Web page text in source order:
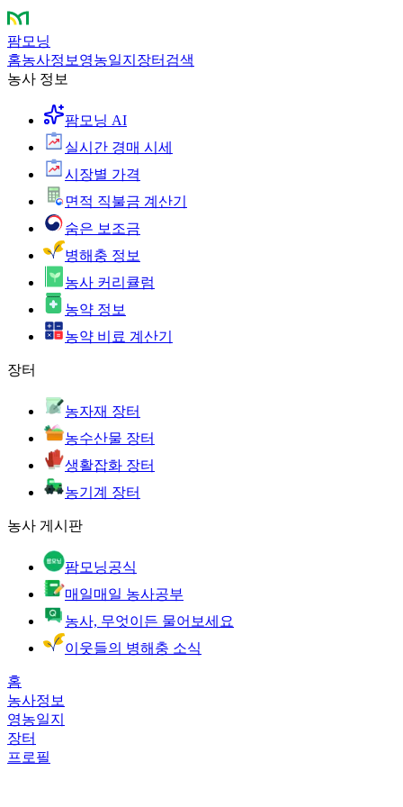
팜모닝
홈농사정보 영농일지 장터 검색
농사 정보
팜모닝 AI
실시간 경매 시세
시장별 가격
면적 직불금 계산기
숨은 보조금
병해충 정보
농사 커리큘럼
농약 정보
농약 비료 계산기
장터
농자재 장터
농수산물 장터
생활잡화 장터
농기계 장터
농사 게시판
팜모닝공식
매일매일 농사공부
농사, 무엇이든 물어보세요
이웃들의 병해충 소식
홈
농사정보
영농일지
장터
프로필